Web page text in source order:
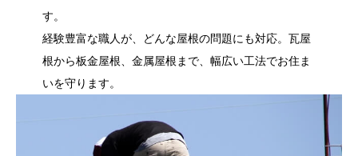
す。
経験豊富な職人が、どんな屋根の問題にも対応。瓦屋
根から板金屋根、金属屋根まで、幅広い工法でお住ま
いを守ります。